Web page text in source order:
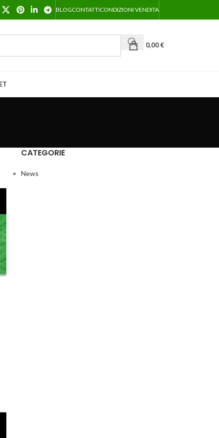
BLOGCONTATTICONDIZIONI VENDITA
0,00€
CATEGORIE
News